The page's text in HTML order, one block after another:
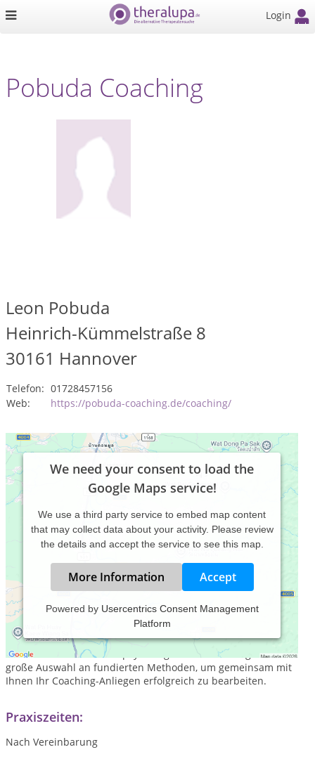
Login
Pobuda Coaching
Leon Pobuda
Heinrich-Kümmelstraße 8
30161 Hannover
Telefon: 01728457156
Web:
https://pobuda-coaching.de/coaching/
We need your consent to load the
Google Maps service!
We use a third party service to embed map content
that may collect data about your activity. Please review
the details and accept the service to see this map.
More Information Accept
Powered by Usercentrics Consent Management
Platform
Als Psychologe und Coach unterstütze ich Sie bei der Suche
nach geeigneten Lösungsansätzen und Strategien. Dabei
besitze ich durch meine psychologische Ausbildung eine
große Auswahl an fundierten Methoden, um gemeinsam mit
Ihnen Ihr Coaching-Anliegen erfolgreich zu bearbeiten.
Praxiszeiten:
Nach Vereinbarung